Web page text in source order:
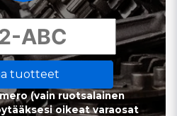
tuotteet
(vain ruotsalainen
oikeat varaosat